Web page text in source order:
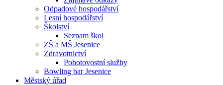
Odpadové hospodářství
Lesní hospodářství
Školství
Seznam škol
ZŠ a MŠ Jesenice
Zdravotnictví
Pohotovostní služby
Bowling bar Jesenice
Městský úřad